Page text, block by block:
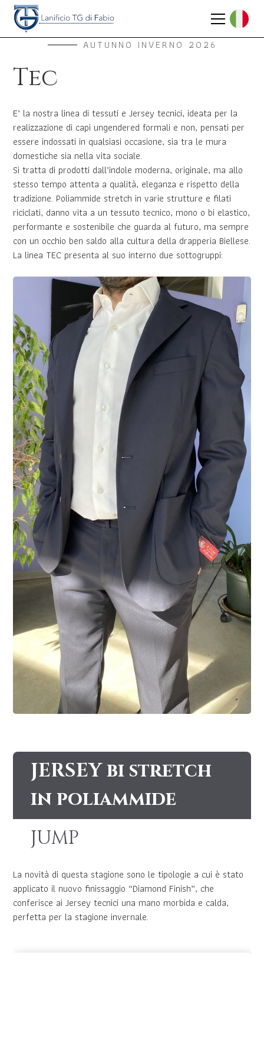
AUTUNNO INVERNO 2026
Tec
E’ la nostra linea di tessuti e Jersey tecnici, ideata per la
realizzazione di capi ungendered formali e non, pensati per
essere indossati in qualsiasi occasione, sia tra le mura
domestiche sia nella vita sociale.
Si tratta di prodotti dall’indole moderna, originale, ma allo
stesso tempo attenta a qualità, eleganza e rispetto della
tradizione. Poliammide stretch in varie strutture e filati
riciclati, danno vita a un tessuto tecnico, mono o bi elastico,
performante e sostenibile che guarda al futuro, ma sempre
con un occhio ben saldo alla cultura della drapperia Biellese.
La linea TEC presenta al suo interno due sottogruppi:
JERSEY bi stretch
in poliammide
JUMP
La novità di questa stagione sono le tipologie a cui è stato
applicato il nuovo finissaggio “Diamond Finish”, che
conferisce ai Jersey tecnici una mano morbida e calda,
perfetta per la stagione invernale.